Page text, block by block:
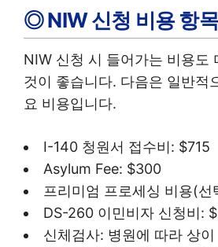
◎ NIW 신청 비용 항
NIW 신청 시 들어가는 비용도
것이 좋습니다. 다음은 일반적
요 비용입니다.
I-140 청원서 접수비: $715
Asylum Fee: $300
프리미엄 프로세싱 비용(
DS-260 이민비자 신청비:
신체검사: 병원에 따라 상이